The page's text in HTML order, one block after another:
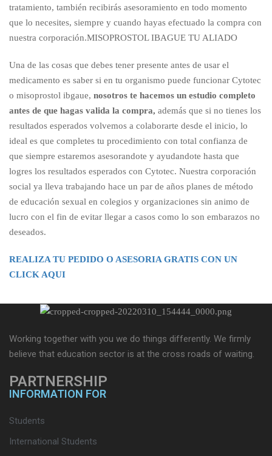
tratamiento, también recibirás asesoramiento en todo momento
que lo necesites, siempre y cuando hayas efectuado la compra con
nuestra corporación.MISOPROSTOL IBAGUE TU ALIADO
Una de las cosas que debes tener presente antes de usar el
medicamento es saber si en tu organismo puede funcionar Cytotec
o misoprostol ibgaue, nosotros te hacemos un estudio completo
antes de que hagas valida la compra, además que si no tienes los
resultados esperados volvemos a colaborarte desde el inicio, lo
ideal es que completes tu procedimiento con total confianza de
que siempre estaremos asesorandote y ayudandote hasta que
logres los resultados esperados con Cytotec. Nuestra corporación
social ya lleva trabajando hace un par de años planes de método
de educación sexual en colegios y organizaciones sin animo de
lucro con el fin de evitar llegar a casos como lo son embarazos no
deseados.
REALIZA TU PEDIDO O ASESORIA GRATIS CON UN
CLICK AQUI
Working together with you we do things differently. We firmly
believe that education sector is at the cross roads of waiting.
PARTNERSHIP
INFORMATION FOR
Students
International Students